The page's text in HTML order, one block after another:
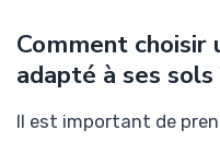
Comment
adapté à ses sols
Il est important de